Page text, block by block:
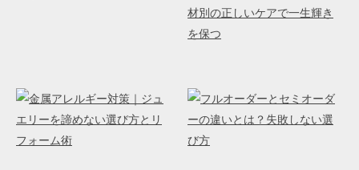
材別の正しいケアで一生輝き
を保つ